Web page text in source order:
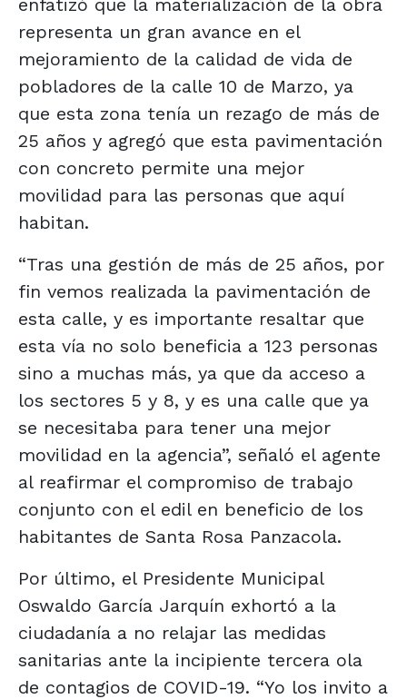
representa un gran avance en el
mejoramiento de la calidad de vida de
pobladores de la calle 10 de Marzo, ya
que esta zona tenía un rezago de más de
25 años y agregó que esta pavimentación
con concreto permite una mejor
movilidad para las personas que aquí
habitan.
“Tras una gestión de más de 25 años, por
fin vemos realizada la pavimentación de
esta calle, y es importante resaltar que
esta vía no solo beneficia a 123 personas
sino a muchas más, ya que da acceso a
los sectores 5 y 8, y es una calle que ya
se necesitaba para tener una mejor
movilidad en la agencia”, señaló el agente
al reafirmar el compromiso de trabajo
conjunto con el edil en beneficio de los
habitantes de Santa Rosa Panzacola.
Por último, el Presidente Municipal
Oswaldo García Jarquín exhortó a la
ciudadanía a no relajar las medidas
sanitarias ante la incipiente tercera ola
de contagios de COVID-19. “Yo los invito a